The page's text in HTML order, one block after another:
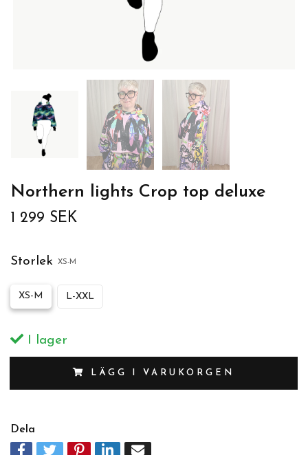
Northern lights Crop top deluxe
1 299 SEK
Storlek XS-M
XS-M L-XXL
I lager
LÄGG I VARUKORGEN
Dela